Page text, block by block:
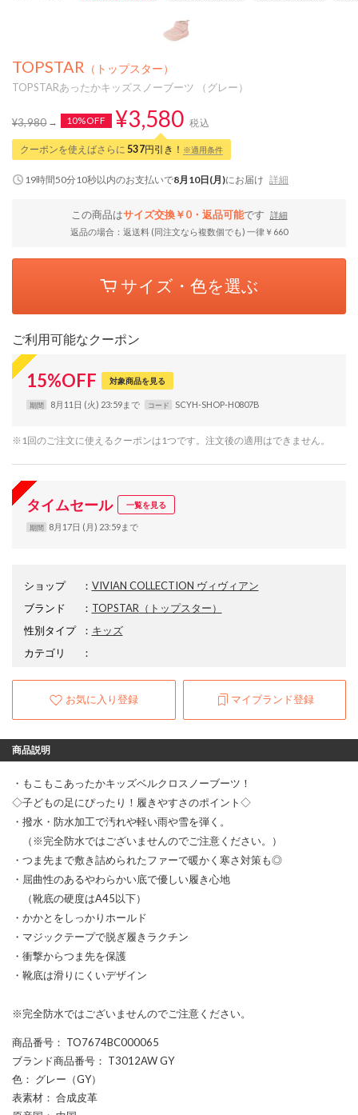
TOPSTAR （トップスター）
TOPSTARあったかキッズスノーブーツ （グレー）
¥3,980 10%OFF ¥3,580 税込
クーポンを使えばさらに 537円引き！ ※適用条件
19時間50分10秒以内のお支払いで8月10日(月)にお届け 詳細
この商品はサイズ交換￥0・返品可能です
詳細
返品の場合：返送料 (同注文なら複数個でも) 一律￥660
サイズ・色を選ぶ
ご利用可能なクーポン
15%OFF 対象商品を見る
期間 8月11日 (火) 23:59まで コード SCYH-SHOP-H0807B
※1回のご注文に使えるクーポンは1つです。注文後の適用はできません。
タイムセール 一覧を見る
期間 8月17日 (月) 23:59まで
ショップ ： VIVIAN COLLECTION ヴィヴィアン
ブランド
： TOPSTAR （トップスター）
性別タイプ
： キッズ
カテゴリ
：
お気に入り登録 マイブランド登録
商品説明
・もこもこあったかキッズベルクロスノーブーツ！
◇子どもの足にぴったり！履きやすさのポイント◇
・撥水・防水加工で汚れや軽い雨や雪を弾く。
（※完全防水ではございませんのでご注意ください。）
・つま先まで敷き詰められたファーで暖かく寒さ対策も◎
・屈曲性のあるやわらかい底で優しい履き心地
（靴底の硬度はA45以下）
・かかとをしっかりホールド
・マジックテープで脱ぎ履きラクチン
・衝撃からつま先を保護
・靴底は滑りにくいデザイン
※完全防水ではございませんのでご注意ください。
商品番号 ： TO7674BC000065
ブランド商品番号 ： T3012AW GY
色 ： グレー（GY）
表素材 ： 合成皮革